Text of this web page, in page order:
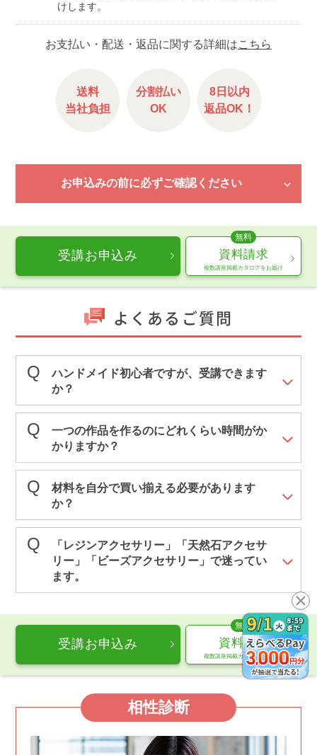
けします。
お支払い・配送・返品に関する詳細はこちら
送料
当社負担
分割払い
OK
8日以内
返品OK！
お申込みの前に必ずご確認ください
受講お申込み 資料請求
複数講座掲載カタログをお届け
よくあるご質問
ハンドメイド初心者ですが、受講できます
か？
一つの作品を作るのにどれくらい時間がか
かりますか？
材料を自分で買い揃える必要があります
か？
「レジンアクセサリー」「天然石アクセサ
リー」「ビーズアクセサリー」で迷ってい
ます。
受講お申込み 資料請求
複数講座掲載カタログをお届け
相性診断